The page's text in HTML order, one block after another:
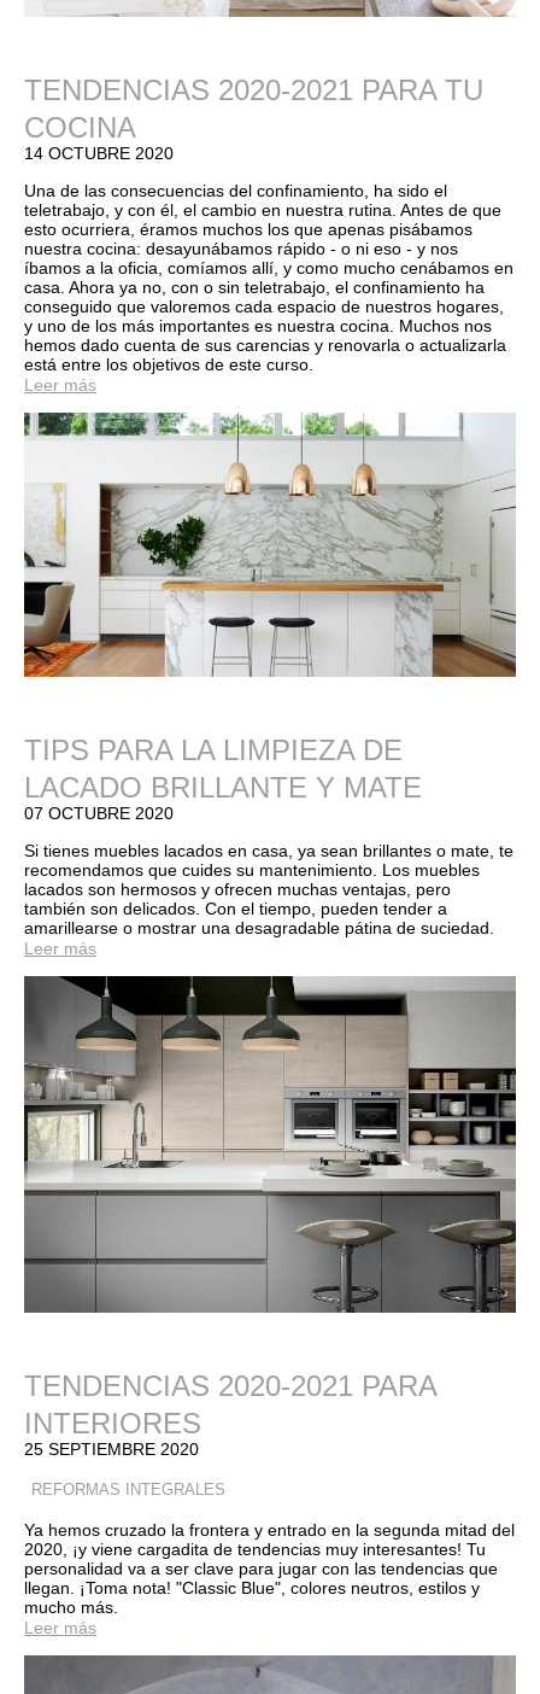
TENDENCIAS 2020-2021 PARA TU
COCINA
14 OCTUBRE 2020
Una de las consecuencias del confinamiento, ha sido el
teletrabajo, y con él, el cambio en nuestra rutina. Antes de que
esto ocurriera, éramos muchos los que apenas pisábamos
nuestra cocina: desayunábamos rápido - o ni eso - y nos
íbamos a la oficia, comíamos allí, y como mucho cenábamos en
casa. Ahora ya no, con o sin teletrabajo, el confinamiento ha
conseguido que valoremos cada espacio de nuestros hogares,
y uno de los más importantes es nuestra cocina. Muchos nos
hemos dado cuenta de sus carencias y renovarla o actualizarla
está entre los objetivos de este curso.
Leer más
TIPS PARA LA LIMPIEZA DE
LACADO BRILLANTE Y MATE
07 OCTUBRE 2020
Si tienes muebles lacados en casa, ya sean brillantes o mate, te
recomendamos que cuides su mantenimiento. Los muebles
lacados son hermosos y ofrecen muchas ventajas, pero
también son delicados. Con el tiempo, pueden tender a
amarillearse o mostrar una desagradable pátina de suciedad.
Leer más
TENDENCIAS 2020-2021 PARA
INTERIORES
25 SEPTIEMBRE 2020
REFORMAS INTEGRALES
Ya hemos cruzado la frontera y entrado en la segunda mitad del
2020, ¡y viene cargadita de tendencias muy interesantes! Tu
personalidad va a ser clave para jugar con las tendencias que
llegan. ¡Toma nota! "Classic Blue", colores neutros, estilos y
mucho más.
Leer más